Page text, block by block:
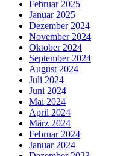
Februar 2025
Januar 2025
Dezember 2024
November 2024
Oktober 2024
September 2024
August 2024
Juli 2024
Juni 2024
Mai 2024
April 2024
März 2024
Februar 2024
Januar 2024